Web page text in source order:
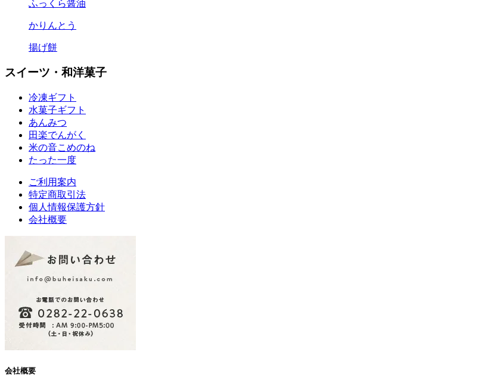
ふっくら醤油
かりんとう
揚げ餅
スイーツ・和洋菓子
冷凍ギフト
水菓子ギフト
あんみつ
田楽でんがく
米の音こめのね
たった一度
ご利用案内
特定商取引法
個人情報保護方針
会社概要
会社概要